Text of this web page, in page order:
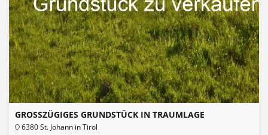
GROSSZÜGIGES GRUNDSTÜCK IN TRAUMLAGE
6380 St. Johann in Tirol